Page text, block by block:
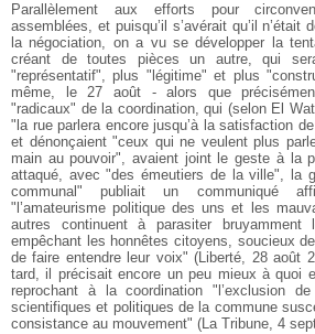
Parallèlement aux efforts pour
assemblées, et puisqu’il s’avérait qu’il n’était
la négociation, on a vu se développer la
créant de toutes pièces un autre, qui
"représentatif", plus "légitime" et plus
même, le 27 août - alors que
"radicaux" de la coordination, qui (selon El
"la rue parlera encore jusqu’à la satisfaction
et dénonçaient "ceux qui ne veulent plus
main au pouvoir", avaient joint le geste à la
attaqué, avec "des émeutiers de la ville", la
communal" publiait un communiqué
"l’amateurisme politique des uns et les
autres continuent à parasiter
empêchant les honnêtes citoyens, soucieux
de faire entendre leur voix" (Liberté, 28 août
tard, il précisait encore un peu mieux à quoi
reprochant à la coordination "l’exclusion
scientifiques et politiques de la commune
consistance au mouvement" (La Tribune, 4